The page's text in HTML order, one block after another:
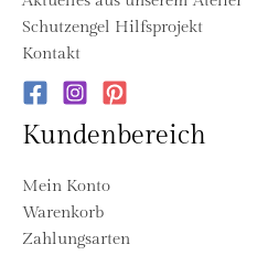
Schutzengel Hilfsprojekt
Kontakt
Kundenbereich
Mein Konto
Warenkorb
Zahlungsarten